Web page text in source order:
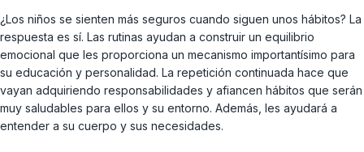
¿Los niños se sienten más seguros cuando siguen unos hábitos? La
respuesta es sí. Las rutinas ayudan a construir un equilibrio
emocional que les proporciona un mecanismo importantísimo para
su educación y personalidad. La repetición continuada hace que
vayan adquiriendo responsabilidades y afiancen hábitos que serán
muy saludables para ellos y su entorno. Además, les ayudará a
entender a su cuerpo y sus necesidades.